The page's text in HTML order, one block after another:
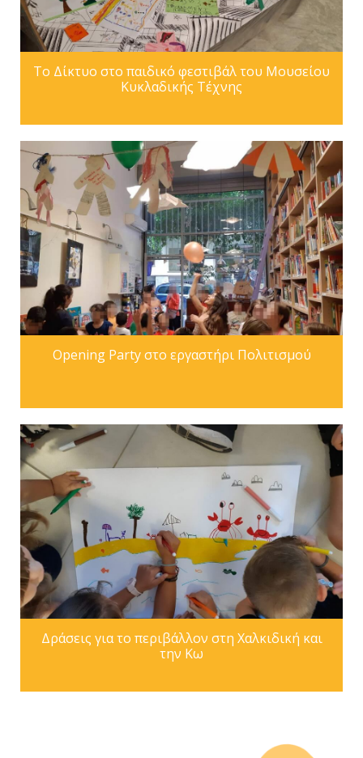
Το Δίκτυο στο παιδικό φεστιβάλ του Moυσείου
Κυκλαδικής Τέχνης
Opening Party στο εργαστήρι Πολιτισμού
Δράσεις για το περιβάλλον στη Χαλκιδική και
την Κω